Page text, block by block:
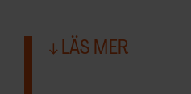
LÄS MER